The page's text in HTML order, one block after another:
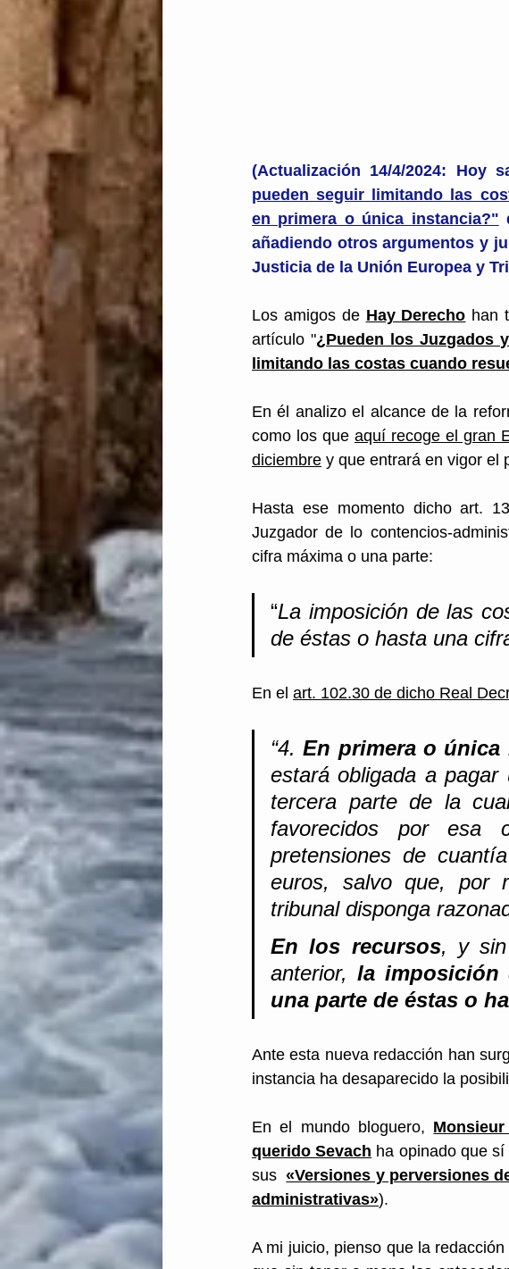
(Actualización 14/4/2024:
pueden seguir limitando las
en primera o única instancia?"
añadiendo otros argumentos y
Justicia de la Unión Europea y
Los amigos de Hay Derecho han
artículo "¿ Pueden los Juzgados
limitando las costas cuando
En él analizo el alcance de la
como los que aquí recoge el gran
diciembre y que entrará en vigor el
Hasta ese momento dicho art.
Juzgador de lo contencios-
cifra máxima o una parte:
“La imposición de las
de éstas o hasta una
En el art. 102.30 de dicho Real
“4. En primera o única
estará obligada a
tercera parte de la
favorecidos por esa
pretensiones de
euros, salvo que, por
tribunal disponga
En los recursos, y sin
anterior, la imposición
una parte de éstas o
Ante esta nueva redacción han
instancia ha desaparecido la
En el mundo bloguero,
querido Sevach ha opinado que
sus «Versiones y perversiones
administrativas»).
A mi juicio, pienso que la